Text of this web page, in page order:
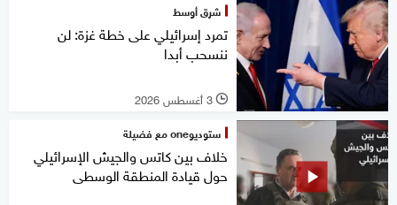
شرق أوسط
تمرد إسرائيلي على خطة غزة: لن
ننسحب أبدا
l 3 أغسطس 2026
ستوديوone مع فضيلة
خلاف بين كاتس والجيش الإسرائيلي
حول قيادة المنطقة الوسطى